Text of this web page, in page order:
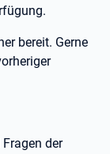
bereit. Gerne
der